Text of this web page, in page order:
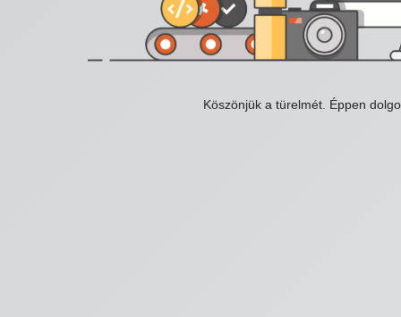
Köszönjük a türelmét. Éppen